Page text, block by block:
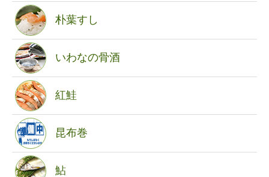
朴葉すし
いわなの骨酒
紅鮭
昆布巻
鮎